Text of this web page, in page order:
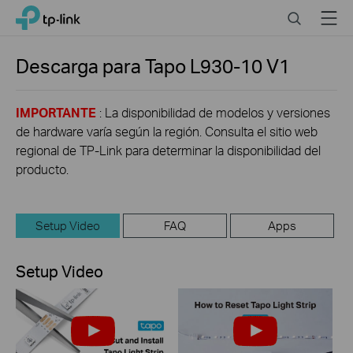
Click
navigation
TP-Link, Reliably Smart SearchMenu
Descarga paraTapo L930-10V1
IMPORTANTE : La disponibilidad de modelos y versiones
de hardware varía según la región. Consulta el sitio web
regional de TP-Link para determinar la disponibilidad del
producto.
Setup Video FAQ Apps
Setup Video